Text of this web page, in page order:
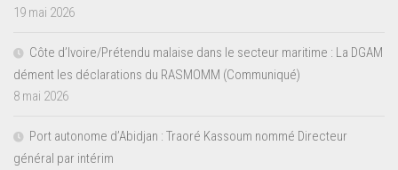
19 mai 2026
Côte d’Ivoire/Prétendu malaise dans le secteur maritime : La DGAM
dément les déclarations du RASMOMM (Communiqué)
8 mai 2026
Port autonome d’Abidjan : Traoré Kassoum nommé Directeur
général par intérim